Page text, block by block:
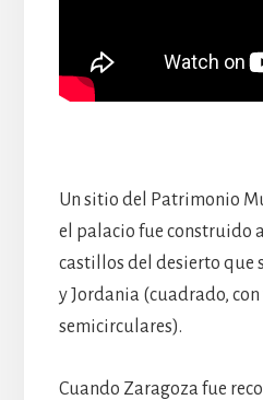
Un sitio del Patrimonio
el palacio fue construido
castillos del desierto que
y Jordania (cuadrado, con
semicirculares).
Cuando Zaragoza fue